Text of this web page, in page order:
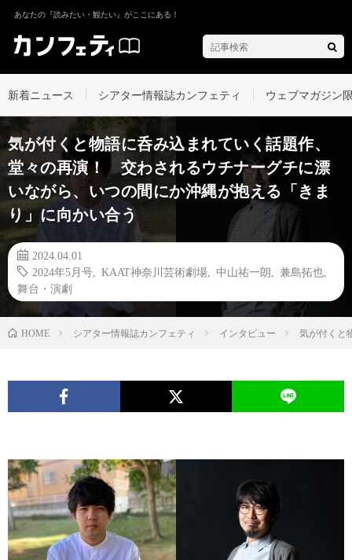
あなたの『読みたい・観たい』がここにある！
新着ニュース シアター情報誌カンフェティ ウェブマガジン
気が付くと物語に呑み込まれていく話題作、
堂々の再演！ 交わされるウチナーグチに漂
いながら、いつの間にか沖縄が抱える「きま
り」に向かい合う
2024.04.01
2024年5月号
KAAT神奈川芸術劇場 中山祐一朗 兼島拓也
舞台・演劇
HOME シアター情報誌カンフェティ インタビュー 気が付くと